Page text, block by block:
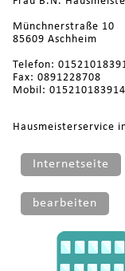
Münchnerstraße 10
85609 Aschheim
Telefon:
Fax: 0891228708
Mobil: 015210183914
Hausmeisterservice
Internetseite
bearbeiten